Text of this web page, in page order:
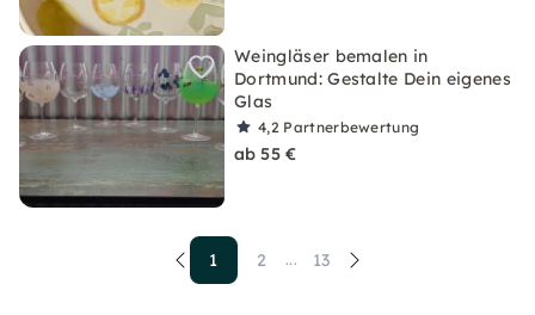
Weingläser bemalen in
Dortmund: Gestalte Dein eigenes
Glas
4,2 Partnerbewertung
ab 55 €
1 2 ... 13